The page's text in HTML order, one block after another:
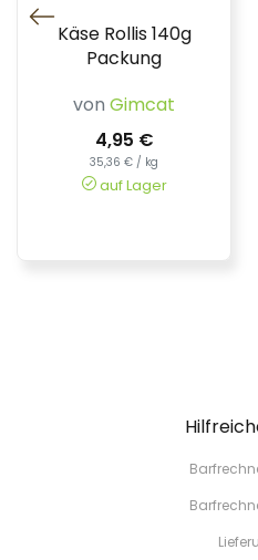
Käse Rollis 140g
Packung
von Gimcat
4,95 €
35,36 € / kg
auf Lager